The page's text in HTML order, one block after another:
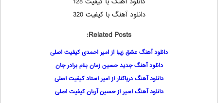
دانلود آهنگ با کیفیت 320
Related Posts:
دانلود آهنگ عشق زیبا از امیر احمدی کیفیت اصلی
دانلود آهنگ جدید حسین زمان بنام برادر جان
دانلود آهنگ دریاکنار از امیر استاد کیفیت اصلی
دانلود آهنگ اسیر از حسین آریان کیفیت اصلی